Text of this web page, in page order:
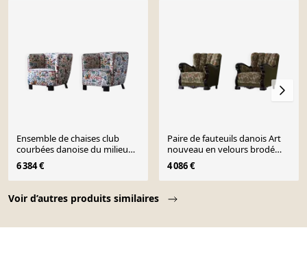
Voir d’autres produits similaires
Ensemble de chaises club
courbées danoise du milieu
du siècle, style Viggo Boesen,
années 1940
6 384 €
Paire de fauteuils danois Art
nouveau en velours brodé
floral, années 1920
4 086 €